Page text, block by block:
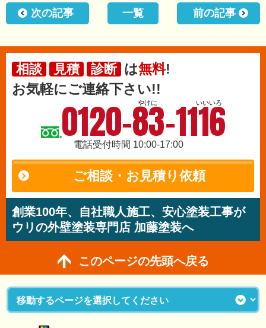
次の記事 一覧 前の記事
相談 見積 診断 は無料!
お気軽にご連絡下さい!!
やけに いいいろ
0120-83-1116
電話受付時間 10:00-17:00
ご相談・お見積り依頼
創業100年、自社職人施工、安心塗装工事が
ウリの外壁塗装専門店 加藤塗装へ
このページの先頭へ戻る